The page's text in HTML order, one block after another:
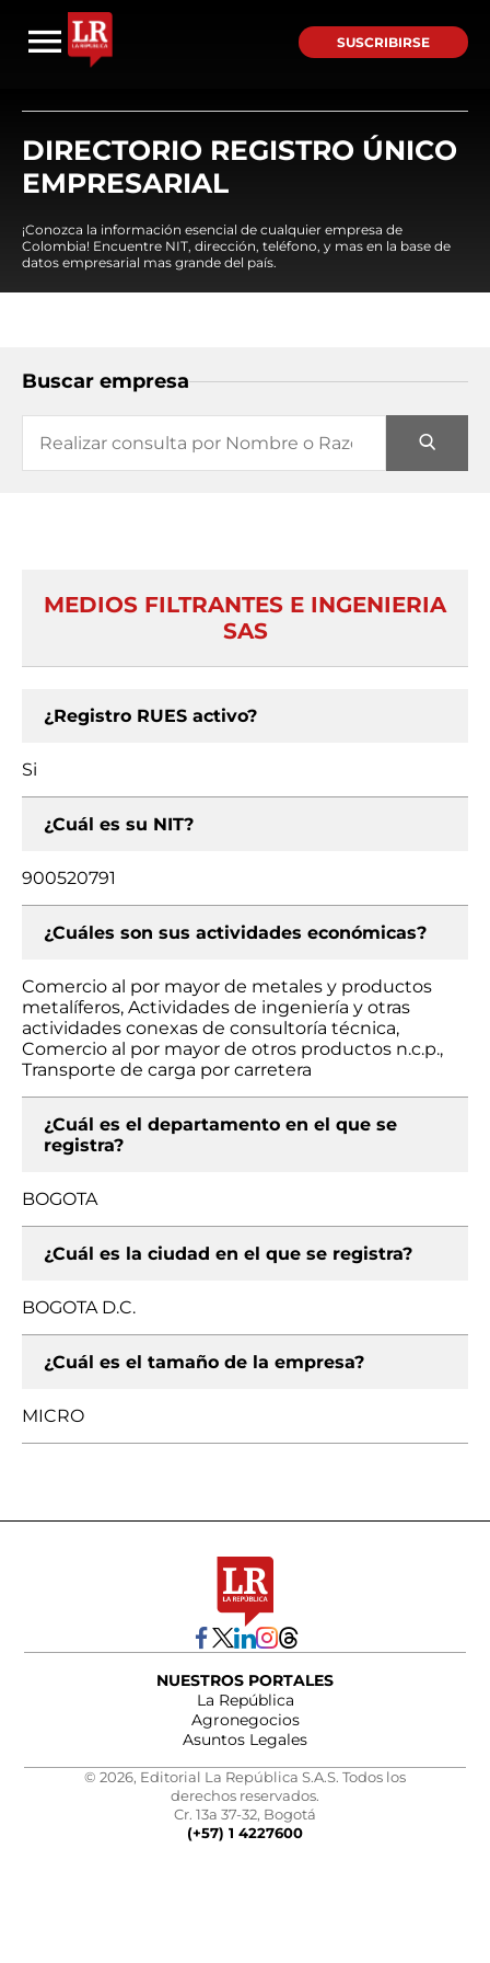
SUSCRIBIRSE
DIRECTORIO REGISTRO ÚNICO
EMPRESARIAL
¡Conozca la información esencial de cualquier empresa de
Colombia! Encuentre NIT, dirección, teléfono, y mas en la base de
datos empresarial mas grande del país.
Buscar empresa
MEDIOS FILTRANTES E INGENIERIA
SAS
¿Registro RUES activo?
Si
¿Cuál es su NIT?
900520791
¿Cuáles son sus actividades económicas?
Comercio al por mayor de metales y productos
metalíferos, Actividades de ingeniería y otras
actividades conexas de consultoría técnica,
Comercio al por mayor de otros productos n.c.p.,
Transporte de carga por carretera
¿Cuál es el departamento en el que se
registra?
BOGOTA
¿Cuál es la ciudad en el que se registra?
BOGOTA D.C.
¿Cuál es el tamaño de la empresa?
MICRO
NUESTROS PORTALES
La República
Agronegocios
Asuntos Legales
© 2026, Editorial La República S.A.S. Todos los
derechos reservados.
Cr. 13a 37-32, Bogotá
(+57) 1 4227600